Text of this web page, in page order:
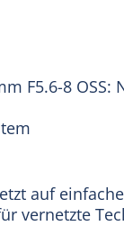
F5.6-8 OSS:
auf einfache
vernetzte